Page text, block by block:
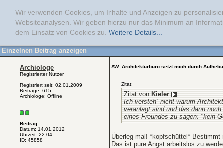
Wir verwenden Cookies, um Inhalte und Anzeigen zu
Websiteanalysen. Wir geben hierzu nur das Minimum an
dem Einsatz von Cookies zu. Weitere Details...
Einzelnen Beitrag anzeigen
Archiologe
Registrierter Nutzer
Registriert seit: 02.01.2009
Beiträge: 615
Archiologe: Offline
Beitrag
Datum: 14.01.2012
Uhrzeit: 22:04
ID: 45858
AW: Architekturbüro setzt mich durch
Zitat:
Zitat von Kieler
Ich versteh´ nicht warum
veranlagt sind und das dann
eines Freundes zu sagen: "kein
Überleg mal! *kopfschüttel*
Das ist pure Angst arbeitslos zu